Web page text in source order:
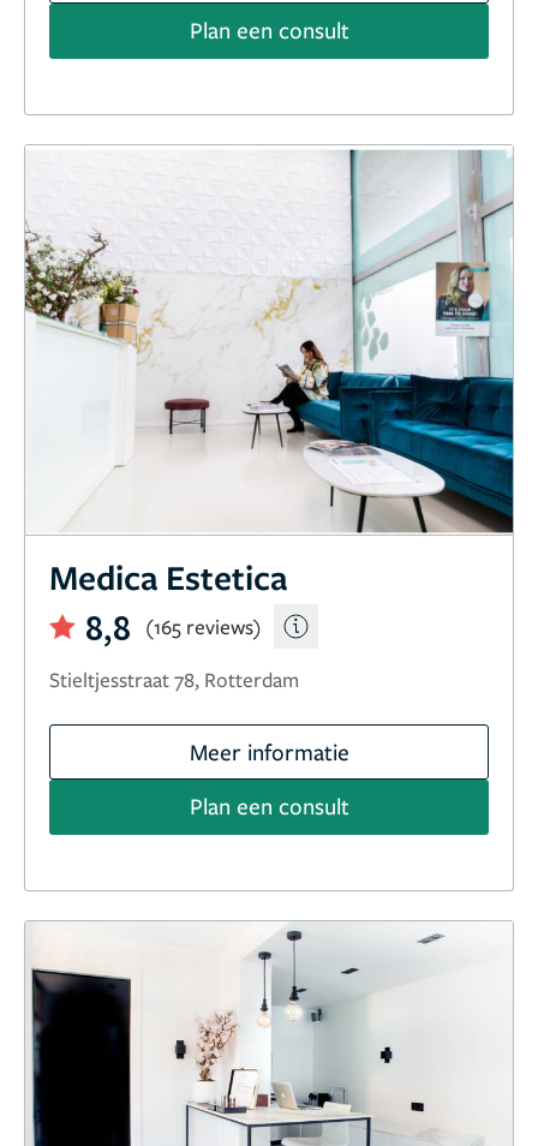
Plan een consult
Medica Estetica
8,8
(165 reviews)
Stieltjesstraat 78, Rotterdam
Meer informatie
Plan een consult